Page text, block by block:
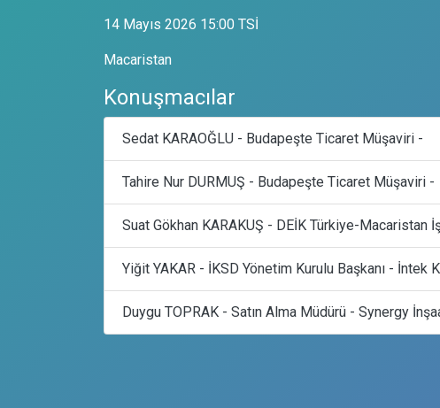
14 Mayıs 2026 15:00 TSİ
Macaristan
Konuşmacılar
Sedat KARAOĞLU - Budapeşte Ticaret Müşaviri -
Tahire Nur DURMUŞ - Budapeşte Ticaret Müşaviri -
Suat Gökhan KARAKUŞ - DEİK Türkiye-Macaristan
Yiğit YAKAR - İKSD Yönetim Kurulu Başkanı - İntek
Duygu TOPRAK - Satın Alma Müdürü - Synergy